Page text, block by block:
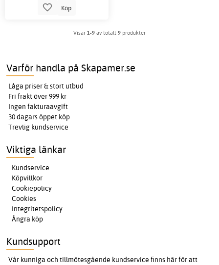
Köp
Visar 1-9 av totalt 9 produkter
Varför handla på Skapamer.se
Låga priser & stort utbud
Fri frakt över 999 kr
Ingen fakturaavgift
30 dagars öppet köp
Trevlig kundservice
Viktiga länkar
Kundservice
Köpvillkor
Cookiepolicy
Cookies
Integritetspolicy
Ångra köp
Kundsupport
Vår kunniga och tillmötesgående kundservice finns här för att